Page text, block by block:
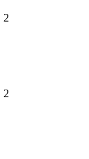
2
2